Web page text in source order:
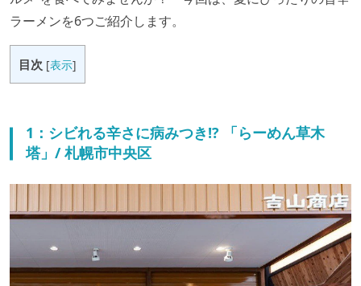
ラーメンを6つご紹介します。
目次 [表示]
1：シビれる辛さに病みつき!? 「らーめん草木
塔」/ 札幌市中央区